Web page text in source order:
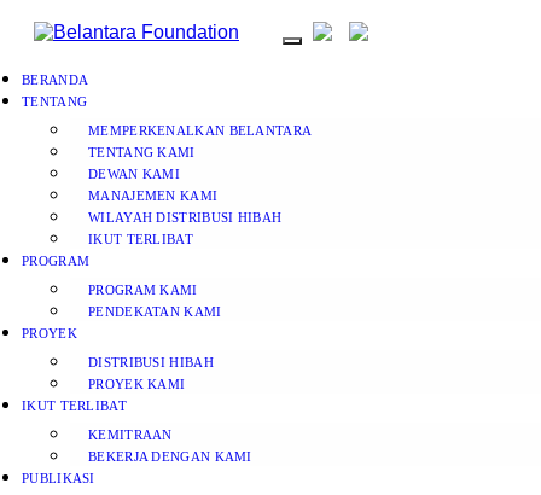
BERANDA
TENTANG
MEMPERKENALKAN BELANTARA
TENTANG KAMI
DEWAN KAMI
MANAJEMEN KAMI
WILAYAH DISTRIBUSI HIBAH
IKUT TERLIBAT
PROGRAM
PROGRAM KAMI
PENDEKATAN KAMI
PROYEK
DISTRIBUSI HIBAH
PROYEK KAMI
IKUT TERLIBAT
KEMITRAAN
BEKERJA DENGAN KAMI
PUBLIKASI